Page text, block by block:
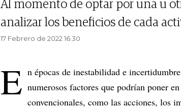
Al momento de optar por una u
analizar los beneficios de cada
17 Febrero de 2022 16.30
E n épocas de inestabilidad e
numerosos factores que podrían poner
convencionales, como las acciones, los